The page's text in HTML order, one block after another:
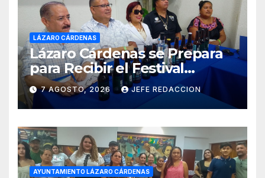
LÁZARO CÁRDENAS
Lázaro Cárdenas se Prepara
para Recibir el Festival
Internacional de la Cerveza
Costa de Michoacán 2026
7 AGOSTO, 2026 JEFE REDACCION
AYUNTAMIENTO LÁZARO CÁRDENAS